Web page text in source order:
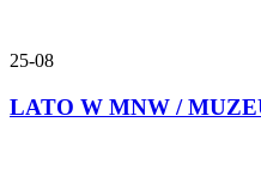
25-08
LATO W MNW /